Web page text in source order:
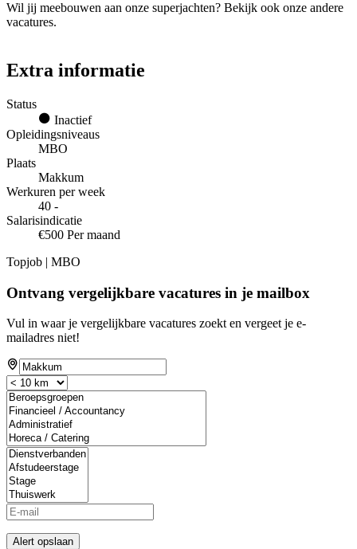
Wil jij meebouwen aan onze superjachten? Bekijk ook onze andere
vacatures.
Extra informatie
Status
Inactief
Opleidingsniveaus
MBO
Plaats
Makkum
Werkuren per week
40 -
Salarisindicatie
€500 Per maand
Topjob | MBO
Ontvang vergelijkbare vacatures in je mailbox
Vul in waar je vergelijkbare vacatures zoekt en vergeet je e-
mailadres niet!
Alert opslaan